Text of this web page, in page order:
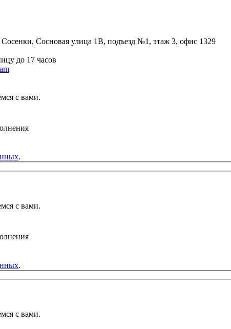
Сосенки, Сосновая улица 1В, подъезд №1, этаж 3, офис 1329
до 17 часов
с вами.
.
с вами.
.
с вами.